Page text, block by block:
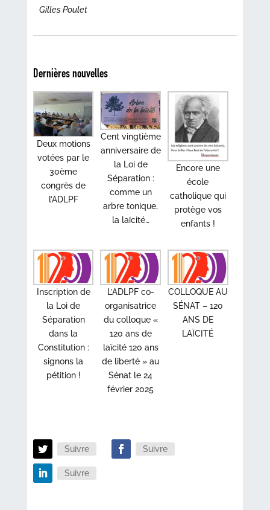
Gilles Poulet
Dernières nouvelles
Deux motions
votées par le
30ème
congrès de
l’ADLPF
Cent vingtième
anniversaire de
la Loi de
Séparation :
comme un
arbre tonique,
la laïcité…
Encore une
école
catholique qui
protège vos
enfants !
Inscription de
la Loi de
Séparation
dans la
Constitution :
signons la
pétition !
L’ADLPF co-
organisatrice
du colloque «
120 ans de
laïcité 120 ans
de liberté » au
Sénat le 24
février 2025
COLLOQUE AU
SÉNAT – 120
ANS DE
LAÏCITÉ
Suivre Suivre
Suivre